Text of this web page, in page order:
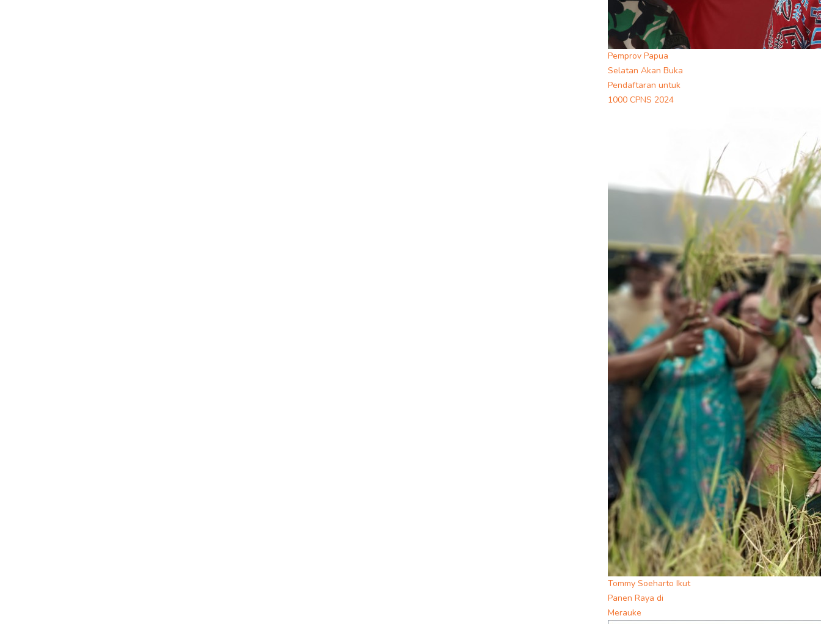
Pemprov Papua
Selatan Akan Buka
Pendaftaran untuk
1000 CPNS 2024
Tommy Soeharto Ikut
Panen Raya di
Merauke